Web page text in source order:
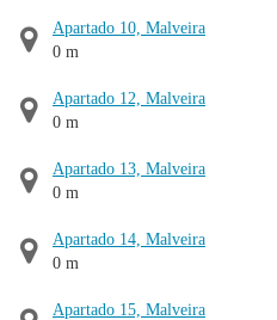
Apartado 10, Malveira
0 m
Apartado 12, Malveira
0 m
Apartado 13, Malveira
0 m
Apartado 14, Malveira
0 m
Apartado 15, Malveira